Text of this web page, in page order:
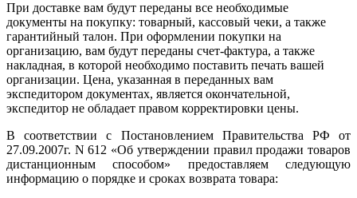
При доставке вам будут переданы все необходимые
документы на покупку: товарный, кассовый чеки, а также
гарантийный талон. При оформлении покупки на
организацию, вам будут переданы счет-фактура, а также
накладная, в которой необходимо поставить печать вашей
организации. Цена, указанная в переданных вам
экспедитором документах, является окончательной,
экспедитор не обладает правом корректировки цены.
В соответствии с Постановлением Правительства РФ от
27.09.2007г. N 612 «Об утверждении правил продажи товаров
дистанционным способом» предоставляем следующую
информацию о порядке и сроках возврата товара: